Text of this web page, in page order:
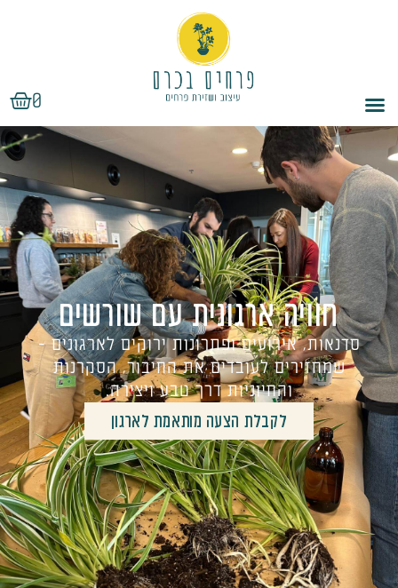
0
עגלת
קניות
חוויה ארגונית עם שורשים
סדנאות, אירועים ופתרונות ירוקים לארגונים -
שמחזירים לעובדים את החיבור, הסקרנות
והחיוניות דרך טבע ויצירה.
לקבלת הצעה מותאמת לארגון